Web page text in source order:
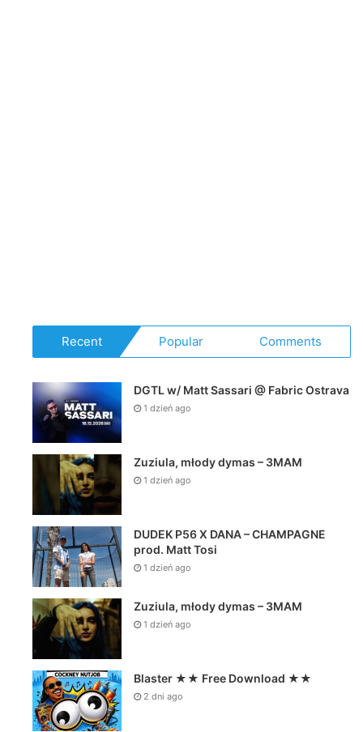
Recent Popular Comments
DGTL w/ Matt Sassari @ Fabric Ostrava
1 dzień ago
Zuziula, młody dymas – 3MAM
1 dzień ago
DUDEK P56 X DANA – CHAMPAGNE
prod. Matt Tosi
1 dzień ago
Zuziula, młody dymas – 3MAM
1 dzień ago
Blaster ★★ Free Download ★★
2 dni ago